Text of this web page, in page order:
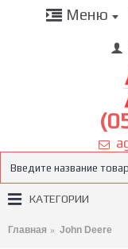
Меню
КАТЕГОРИИ
Главная John Deere